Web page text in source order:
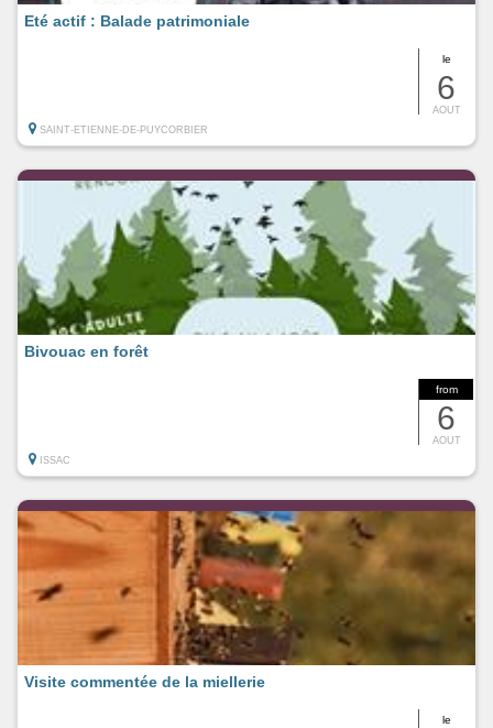
le
6
AOUT
Eté actif : Balade patrimoniale
SAINT-ETIENNE-DE-PUYCORBIER
from
6
AOUT
Bivouac en forêt
ISSAC
le
Visite commentée de la miellerie